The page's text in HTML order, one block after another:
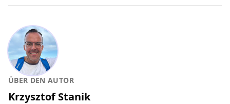
ÜBER DEN AUTOR
Krzysztof Stanik